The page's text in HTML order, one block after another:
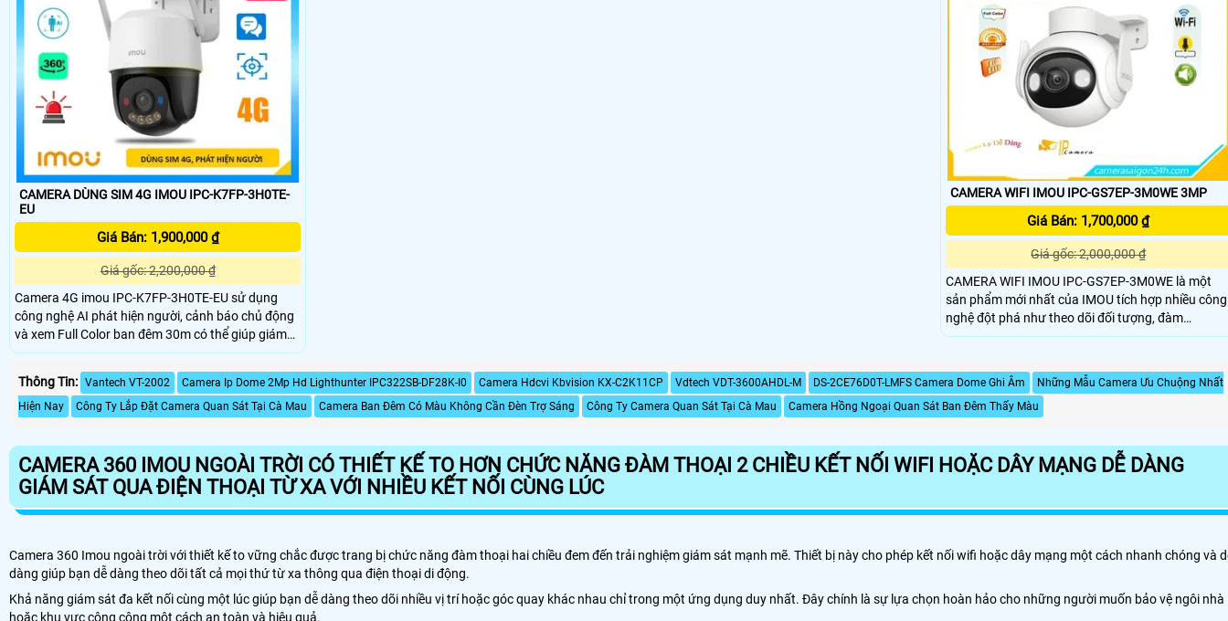
lắp đặt giám sát trong gia đình, căn hộ hoặc công
trình khác
CAMERA DÙNG SIM 4G IMOU IPC-K7FP-3H0TE-
EU
Giá Bán: 1,900,000 ₫
Giá gốc: 2,200,000 ₫
Camera 4G imou IPC-K7FP-3H0TE-EU sử dụng
công nghệ AI phát hiện người, cảnh báo chủ động
và xem Full Color ban đêm 30m có thể giúp giám
sát tiến độ thi công và đảm bảo an ninh cho công
trình xây dựng, đặc biệt là trong những khu vực
mà việc đi lại khó khăn hoặc không có sẵn kết nối
mạng ổn định.
CAMERA WIFI IMOU IPC-GS7EP-3M0WE 3MP
Giá Bán: 1,700,000 ₫
Giá gốc: 2,000,000 ₫
CAMERA WIFI IMOU IPC-GS7EP-3M0WE là một
sản phẩm mới nhất của IMOU tích hợp nhiều công
nghệ đột phá như theo dõi đối tượng, đàm
CAMERA IMOU IPC-GS7EP-3M0WE còn hỗ trợ 4
ban đêm cho độ rõ nét như ban ngày ngay cả
trong bóng tối,camera còn có khả năng chống
chịu mọi thời tiết mưa gió khi lắp đặt ngoài trời
Thông Tin: Vantech VT-2002 Camera Ip Dome 2Mp Hd Lighthunter IPC322SB-DF28K-I0 Camera Hdcvi Kbvision KX-C2K11CP Vdtech VDT-3600AHDL-M DS-2CE76D0T-LMFS Camera Dome Ghi Âm
Những Mẫu Camera Ưu Chuộng Nhất
Hiện Nay
Công Ty Lắp Đặt Camera Quan Sát Tại Cà Mau Camera Ban Đêm Có Màu Không Cần Đèn Trợ Sáng Công Ty Camera Quan Sát Tại Cà Mau Camera Hồng Ngoại Quan Sát Ban Đêm Thấy Màu
CAMERA 360 IMOU NGOÀI TRỜI CÓ THIẾT KẾ TO HƠN CHỨC NĂNG ĐÀM THOẠI 2 CHIỀU KẾT NỐI WIFI HOẶC DÂY MẠNG DỄ DÀNG
GIÁM SÁT QUA ĐIỆN THOẠI TỪ XA VỚI NHIỀU KẾT NỐI CÙNG LÚC
Camera 360 Imou ngoài trời với thiết kế to vững chắc được trang bị chức năng đàm thoại hai chiều đem đến trải nghiệm giám sát mạnh mẽ. Thiết bị này cho phép kết nối wifi hoặc dây mạng một cách nhanh chóng và
dàng giúp bạn dễ dàng theo dõi tất cả mọi thứ từ xa thông qua điện thoại di động.
Khả năng giám sát đa kết nối cùng một lúc giúp bạn dễ dàng theo dõi nhiều vị trí hoặc góc quay khác nhau chỉ trong một ứng dụng duy nhất. Đây chính là sự lựa chọn hoàn hảo cho những người muốn bảo vệ ngôi nhà
hoặc khu vực công cộng một cách an toàn và hiệu quả.